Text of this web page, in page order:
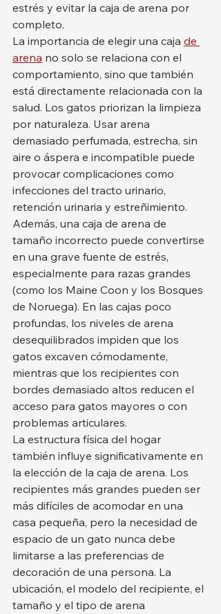
estrés y evitar la caja de arena por
completo.
La importancia de elegir una caja de
arena no solo se relaciona con el
comportamiento, sino que también
está directamente relacionada con la
salud. Los gatos priorizan la limpieza
por naturaleza. Usar arena
demasiado perfumada, estrecha, sin
aire o áspera e incompatible puede
provocar complicaciones como
infecciones del tracto urinario,
retención urinaria y estreñimiento.
Además, una caja de arena de
tamaño incorrecto puede convertirse
en una grave fuente de estrés,
especialmente para razas grandes
(como los Maine Coon y los Bosques
de Noruega). En las cajas poco
profundas, los niveles de arena
desequilibrados impiden que los
gatos excaven cómodamente,
mientras que los recipientes con
bordes demasiado altos reducen el
acceso para gatos mayores o con
problemas articulares.
La estructura física del hogar
también influye significativamente en
la elección de la caja de arena. Los
recipientes más grandes pueden ser
más difíciles de acomodar en una
casa pequeña, pero la necesidad de
espacio de un gato nunca debe
limitarse a las preferencias de
decoración de una persona. La
ubicación, el modelo del recipiente, el
tamaño y el tipo de arena